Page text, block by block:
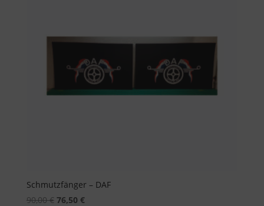
Schmutzfänger – DAF
90,00€ Ursprünglicher
76,50 €Aktueller